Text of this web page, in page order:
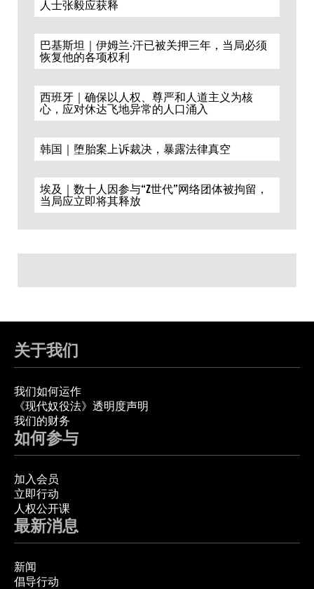
人士张毅应获释
巴基斯坦｜伊姆兰·汗已被关押三年，当局必须
恢复他的各项权利
西班牙｜确保以人权、尊严和人道主义为核
心，应对休达飞地异常的人口涌入
韩国｜堕胎案上诉裁决，暴露法律真空
埃及｜数十人因参与“Z世代”网络团体被拘留，
当局应立即将其释放
关于我们
我们如何运作
《现代奴役法》透明度声明
我们的财务
如何参与
加入会员
立即行动
人权公开课
最新消息
新闻
倡导行动